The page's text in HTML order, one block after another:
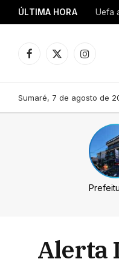
ÚLTIMA HORA Uefa
Facebook
X
Instagram
Sumaré, 7 de agosto de
Alerta